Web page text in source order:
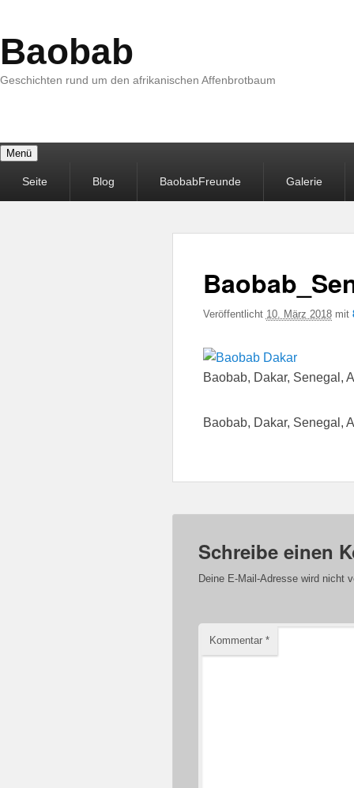
Baobab
Geschichten rund um den afrikanischen Affenbrotbaum
Menü
MenüSeite Blog BaobabFreunde Galerie
Veröffentlicht 10. März 2018mit
Baobab, Dakar, Senegal,
Baobab, Dakar, Senegal,
Schreibe einen
Deine E-Mail-Adresse wird nicht
Kommentar *